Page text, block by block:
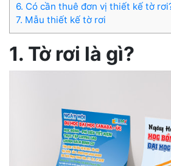
6. Có cần thuê đơn vị thiết kế tờ
7. Mẫu thiết kế tờ rơi
1. Tờ rơi là gì?